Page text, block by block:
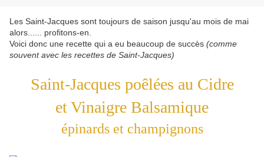
Les Saint-Jacques sont toujours de saison jusqu'au mois de mai
alors...... profitons-en.
Voici donc une recette qui a eu beaucoup de succès (comme
souvent avec les recettes de Saint-Jacques)
Saint-Jacques poêlées au Cidre
et Vinaigre Balsamique
épinards et champignons